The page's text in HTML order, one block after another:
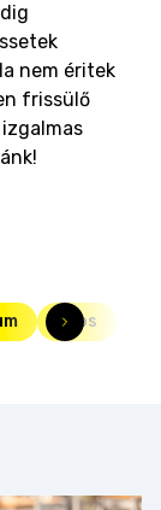
nem éritek
frissülő
lajos